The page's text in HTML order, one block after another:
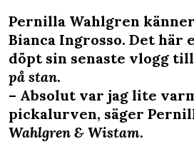
Pernilla Wahlgren
Bianca Ingrosso. Det
döpt sin senaste vlogg till
på stan.
– Absolut var jag lite
pickalurven, säger
Wahlgren & Wistam.